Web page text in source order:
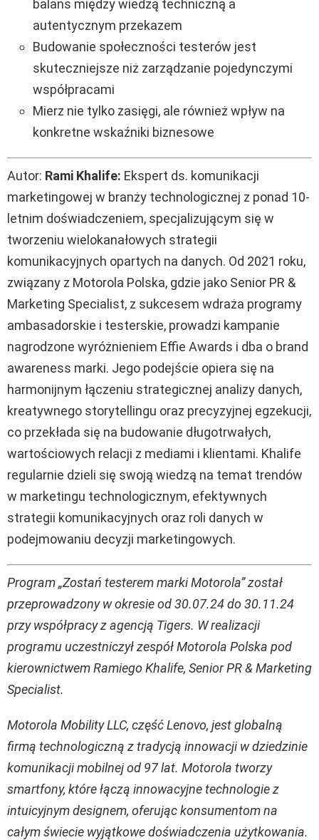
balans między wiedzą techniczną a
autentycznym przekazem
Budowanie społeczności testerów jest
skuteczniejsze niż zarządzanie pojedynczymi
współpracami
Mierz nie tylko zasięgi, ale również wpływ na
konkretne wskaźniki biznesowe
Autor: Rami Khalife: Ekspert ds. komunikacji
marketingowej w branży technologicznej z ponad 10-
letnim doświadczeniem, specjalizującym się w
tworzeniu wielokanałowych strategii
komunikacyjnych opartych na danych. Od 2021 roku,
związany z Motorola Polska, gdzie jako Senior PR &
Marketing Specialist, z sukcesem wdraża programy
ambasadorskie i testerskie, prowadzi kampanie
nagrodzone wyróżnieniem Effie Awards i dba o brand
awareness marki. Jego podejście opiera się na
harmonijnym łączeniu strategicznej analizy danych,
kreatywnego storytellingu oraz precyzyjnej egzekucji,
co przekłada się na budowanie długotrwałych,
wartościowych relacji z mediami i klientami. Khalife
regularnie dzieli się swoją wiedzą na temat trendów
w marketingu technologicznym, efektywnych
strategii komunikacyjnych oraz roli danych w
podejmowaniu decyzji marketingowych.
Program „Zostań testerem marki Motorola” został
przeprowadzony w okresie od 30.07.24 do 30.11.24
przy współpracy z agencją Tigers. W realizacji
programu uczestniczył zespół Motorola Polska pod
kierownictwem Ramiego Khalife, Senior PR & Marketing
Specialist.
Motorola Mobility LLC, część Lenovo, jest globalną
firmą technologiczną z tradycją innowacji w dziedzinie
komunikacji mobilnej od 97 lat. Motorola tworzy
smartfony, które łączą innowacyjne technologie z
intuicyjnym designem, oferując konsumentom na
całym świecie wyjątkowe doświadczenia użytkowania.